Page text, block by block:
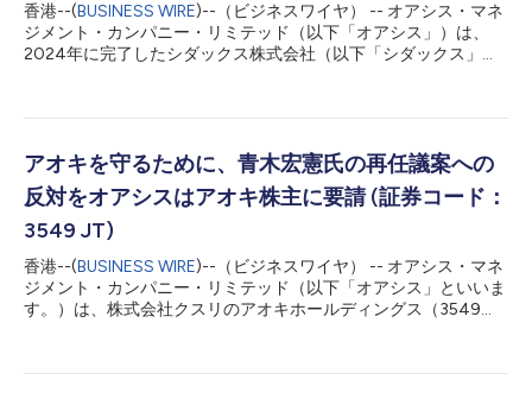
香港--(BUSINESS WIRE)--（ビジネスワイヤ） -- オアシス・マネ
ジメント・カンパニー・リミテッド（以下「オアシス」）は、
2024年に完了したシダックス株式会社（以下「シダックス」）
公開買付価格を上回る公正な価格を定めた東京地方裁判所の
円の公開買付価格を公正な価格として採用することはできないと
し、1株当たり950円を公正な価格と定めています。 本決定は、
同じくオアシスが運用するファンドが申立人となったファミリー
マート事件に続き、二段階買収による非公開化取引において、特
別委員会による検討及び交渉の実質を詳細に審査した上で、公正
性担保措置が十分ではなかったと裁判所が判断した国内2件目の
事例と理解しています。ファミリーマート事件と同様、本件で
も、取引の検討及び交渉のために設置された特別委員会が独立し
アオキを守るために、青木宏憲氏の再任議案への
反対をオアシスはアオキ株主に要請 (証券コード：
3549 JT)
香港--(BUSINESS WIRE)--（ビジネスワイヤ） -- オアシス・マネ
ジメント・カンパニー・リミテッド（以下「オアシス」といいま
す。）は、株式会社クスリのアオキホールディングス（3549
オアシスは「責任ある機関投資家」の諸原則《日本版スチュワー